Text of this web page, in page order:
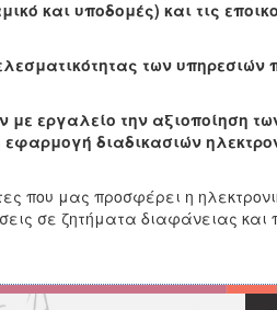
και υποδομές) και τις
των υπηρεσιών
με εργαλείο την αξιοποίηση
διαδικασιών
που μας προσφέρει η
σε ζητήματα διαφάνειας και